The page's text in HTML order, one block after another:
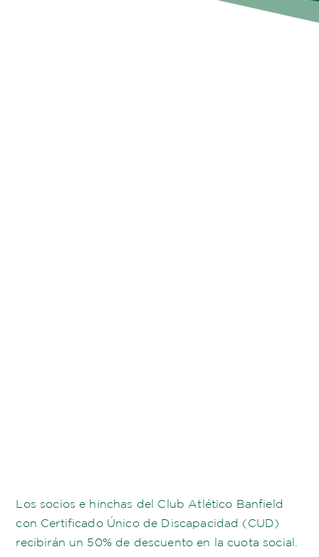
Los socios e hinchas del Club Atlético Banfield
con Certificado Único de Discapacidad (CUD)
recibirán un 50% de descuento en la cuota social.